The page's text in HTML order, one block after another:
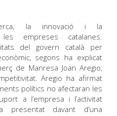
la innovació i la
empreses catalanes.
del govern català per
segons ha explicat
de Manresa Joan Aregio,
Aregio ha afirmat
polítics no afectaran les
a l’empresa i l’activitat
presentat davant d’una